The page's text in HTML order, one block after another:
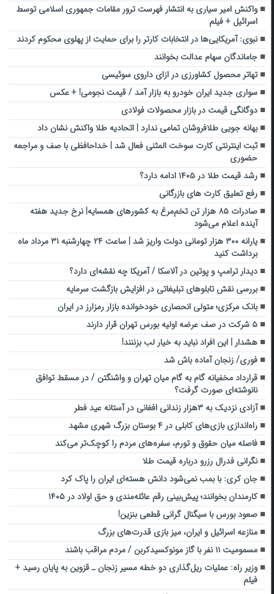
واکنش امیر سیاری به انتشار فهرست ترور مقامات جمهوری اسلامی توسط
اسرائیل + فیلم
نبوی: آمریکایی‌ها در انتخابات کارتر را برای حمایت از پهلوی محکوم کردند
جاماندگان سهام عدالت بخوانند
تهاتر محصول کشاورزی در ازای داروی سوئیسی
سواری جدید ایران‌ خودرو به بازار آمد / قیمت نجومی! + عکس
دوگانگی قیمت در بازار محصولات فولادی
بهانه جویی طلافروشان تمامی ندارد | اتحادیه طلا واکنش نشان داد
ثبت اینترنتی کارت سوخت المثنی فعال شد | خداحافظی با صف و مراجعه
حضوری
رشد قیمت طلا در ۱۴۰۵ ادامه دارد؟
رفع تعلیق کارت های بازرگانی
صادرات ۸۵ هزار تن تخم‌مرغ به کشورهای همسایه| نرخ جدید هفته
آینده اعلام می‌شود
یارانه ۳۰۰ هزار تومانی دولت واریز شد | ساعت ۲۴ چهارشنبه ۳۱ مرداد ماه
برداشت کنید
دیدار ترامپ و پوتین در آلاسکا / آمریکا چه نقشه‌ای دارد؟
بررسی نقش تابلوهای تبلیغاتی در افزایش بازگشت سرمایه
بانک مرکزی؛ متولی انحصاری خودخوانده بازار رمزارز در ایران
۵ شرکت در صف عرضه اولیه بورس تهران قرار دارند
هشدار | این افراد نباید به خیار لب بزننند!
فوری/ زنجان آماده باش شد
قرارداد مخفیانه گام به گام میان تهران و واشنگتن / در مسقط توافق
نانوشته‌ای صورت گرفت؟
آزادی نزدیک به ۳هزار زندانی افغانی در آستانه عید فطر
راه‌اندازی بازی‌های کابلی در ۴ بوستان بزرگ شهری مشهد
فاصله میان حقوق و تورم، سفره‌های مردم را کوچک‌تر می‌کند
نگرانی فدرال رزرو درباره قیمت طلا
جان کری: با بمب نمی‌شود دانش هسته‌ای ایران را پاک کرد
کارمندان بخوانند؛ پیش‌بینی رقم عائله‌مندی و حق اولاد در ۱۴۰۵
صعود بورس با سیگنال گرانی قطعی بنزین!
منازعه اسرائیل و ایران، میز بازی قدرت‌های بزرگ
مسمومیت ۱۱ نفر با گاز مونوکسیدکربن / مردم مراقب باشند
وزیر راه: عملیات ریل‌گذاری ‌دو خطه مسیر زنجان ـ قزوین به پایان رسید‌ +
فیلم